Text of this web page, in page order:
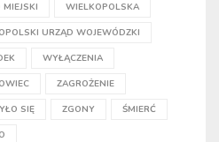
WIELKOPOLSKA
URZĄD WOJEWÓDZKI
WYŁĄCZENIA
ZAGROŻENIE
SIĘ ZGONY ŚMIERĆ